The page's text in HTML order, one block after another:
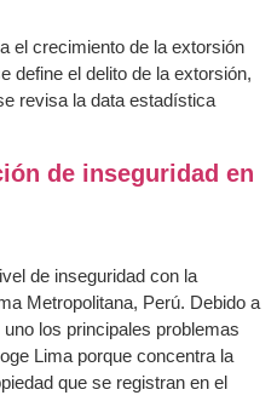
el crecimiento de la extorsión
define el delito de la extorsión,
revisa la data estadística
de inseguridad en
de inseguridad con la
Metropolitana, Perú. Debido a
los principales problemas
Lima porque concentra la
que se registran en el